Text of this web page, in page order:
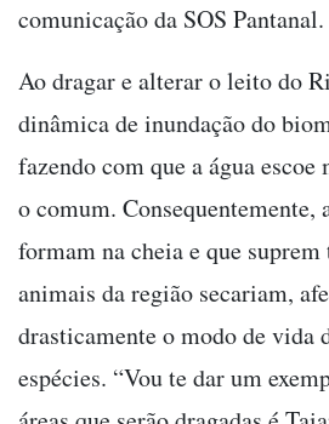
comunicação da SOS Pantanal.
Ao dragar e alterar o leito do
dinâmica de inundação do
fazendo com que a água
o comum. Consequentemente,
formam na cheia e que
animais da região secariam,
drasticamente o modo de vida
espécies. “Vou te dar um